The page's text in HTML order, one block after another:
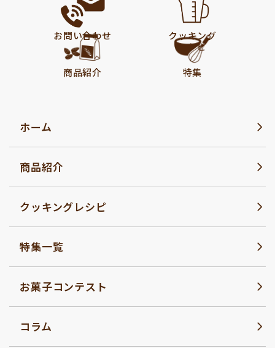
お問い合わせ
クッキング
レシピ
商品紹介
特集
ホーム
商品紹介
クッキングレシピ
特集一覧
お菓子コンテスト
コラム